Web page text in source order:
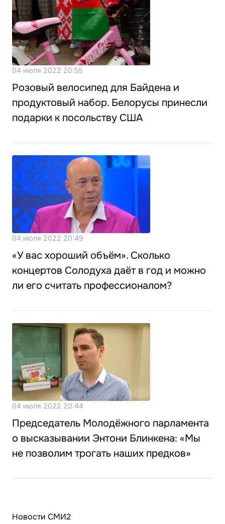
04 июля 2022 20:55
Розовый велосипед для Байдена и
продуктовый набор. Белорусы принесли
подарки к посольству США
04 июля 2022 20:49
«У вас хороший объём». Сколько
концертов Солодуха даёт в год и можно
ли его считать профессионалом?
04 июля 2022 20:44
Председатель Молодёжного парламента
о высказывании Энтони Блинкена: «Мы
не позволим трогать наших предков»
Новости СМИ2